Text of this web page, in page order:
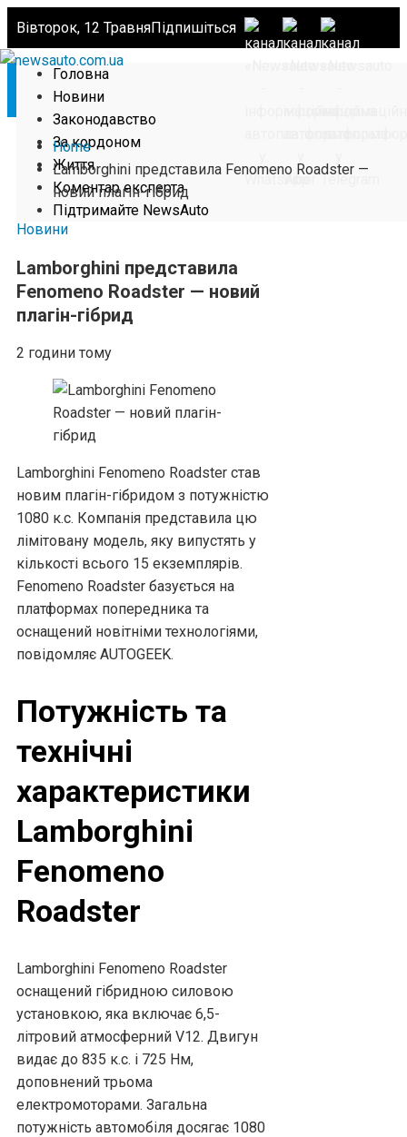
Вівторок, 12 ТравняПідпишіться
Головна
Новини
Законодавство
За кордоном
Життя
Коментар експерта
Підтримайте NewsAuto
Home
Lamborghini представила Fenomeno Roadster —
новий плагін-гібрид
Новини
Lamborghini представила
Fenomeno Roadster — новий
плагін-гібрид
2 години тому
Lamborghini Fenomeno Roadster став
новим плагін-гібридом з потужністю
1080 к.с. Компанія представила цю
лімітовану модель, яку випустять у
кількості всього 15 екземплярів.
Fenomeno Roadster базується на
платформах попередника та
оснащений новітніми технологіями,
повідомляє AUTOGEEK.
Потужність та
технічні
характеристики
Lamborghini
Fenomeno
Roadster
Lamborghini Fenomeno Roadster
оснащений гібридною силовою
установкою, яка включає 6,5-
літровий атмосферний V12. Двигун
видає до 835 к.с. і 725 Нм,
доповнений трьома
електромоторами. Загальна
потужність автомобіля досягає 1080